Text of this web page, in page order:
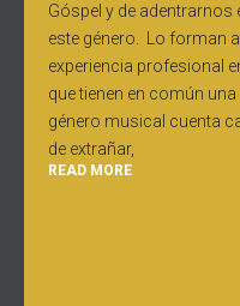
Góspel y de
este género. Lo forman
experiencia profesional
que tienen en común una
género musical cuenta
de extrañar,
READ MORE